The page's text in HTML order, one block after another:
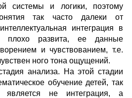
системы и логики, поэтому
так часто далеки от
интеграция в
плохо развита, ее данные
и чувствованием, т.е.
ного тона ощущений.
анализа. На этой стадии
обучение детей, так
является не интеграция, а